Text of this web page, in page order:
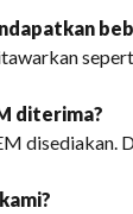
diterima?
disediakan.